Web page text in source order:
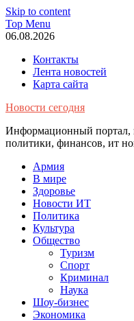
Skip to content
Top Menu
06.08.2026
Контакты
Лента новостей
Карта сайта
Новости сегодня
Информационный портал,
политики, финансов, ит
Армия
В мире
Здоровье
Новости ИТ
Политика
Культура
Общество
Туризм
Спорт
Криминал
Наука
Шоу-бизнес
Экономика